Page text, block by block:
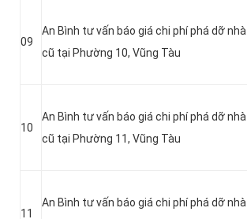
09
An Bình tư vấn báo giá chi phí phá dỡ nhà
cũ tại Phường 10, Vũng Tàu
10
An Bình tư vấn báo giá chi phí phá dỡ nhà
cũ tại Phường 11, Vũng Tàu
11
An Bình tư vấn báo giá chi phí phá dỡ nhà